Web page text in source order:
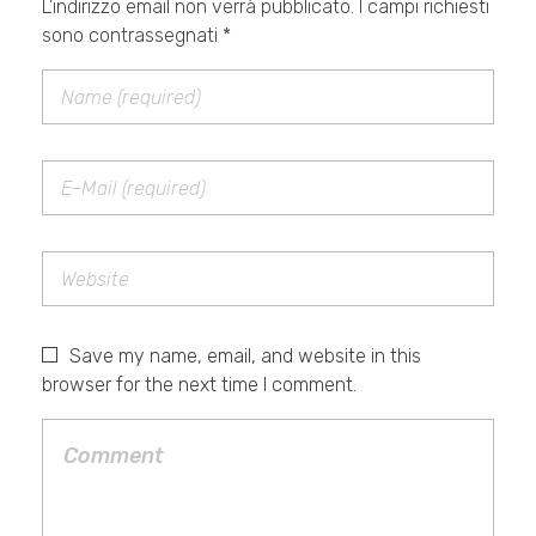
L'indirizzo email non verrà pubblicato. I campi richiesti
sono contrassegnati *
Save my name, email, and website in this
browser for the next time I comment.